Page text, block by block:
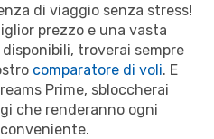
di viaggio senza stress!
prezzo e una vasta
troverai sempre
comparatore di voli. E
Prime, sbloccherai
che renderanno ogni